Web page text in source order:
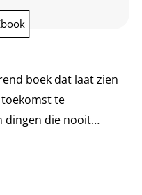
boek dat laat zien
te
dingen die nooit